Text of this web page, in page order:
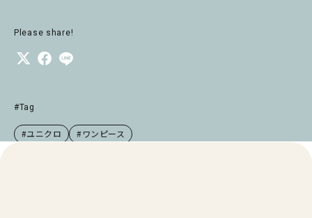
Please share!
#Tag
#ユニクロ #ワンピース